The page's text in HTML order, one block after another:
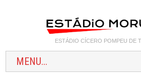
ESTÁDIO CÍCERO POMPEU DE
MENU...